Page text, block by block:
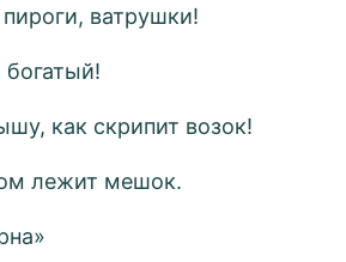
ватрушки!
как скрипит возок!
лежит мешок.